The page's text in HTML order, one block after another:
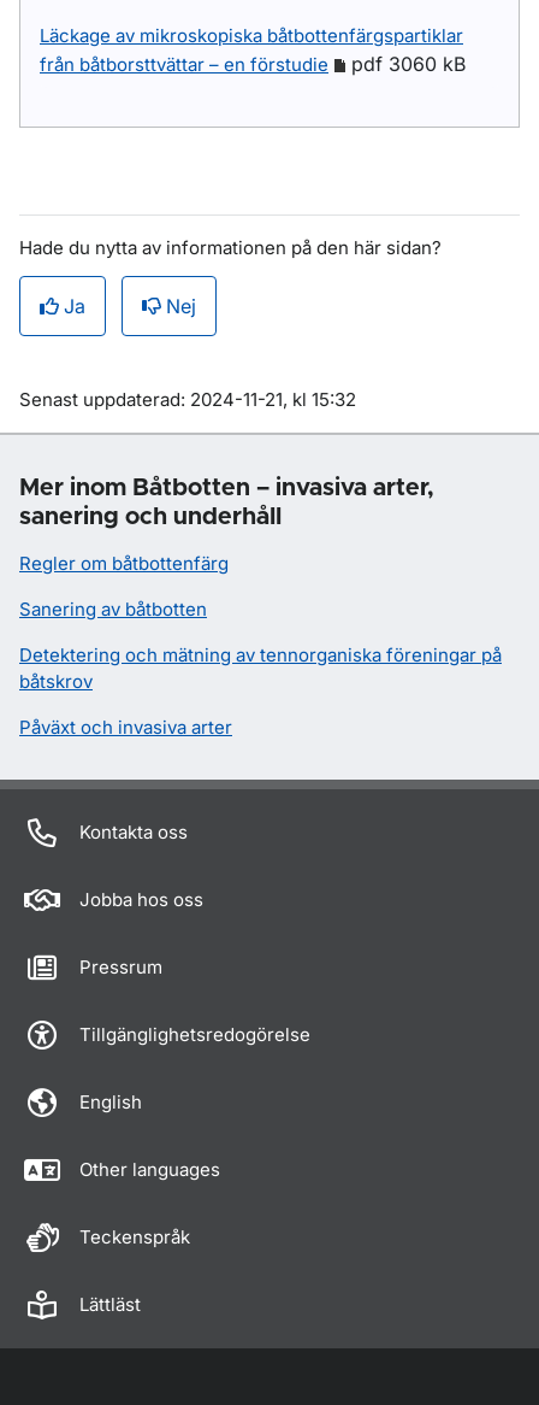
Läckage av mikroskopiska båtbottenfärgspartiklar
från båtborsttvättar – en förstudie
pdf 3060 kB
Hade du nytta av informationen på den här sidan?
Ja Nej
Om sidan
Senast uppdaterad: 2024-11-21, kl 15:32
Mer inom Båtbotten – invasiva arter,
sanering och underhåll
Regler om båtbottenfärg
Sanering av båtbotten
Detektering och mätning av tennorganiska föreningar på
båtskrov
Påväxt och invasiva arter
Kontakta oss
Jobba hos oss
Pressrum
Tillgänglighetsredogörelse
English
Other languages
Teckenspråk
Lättläst